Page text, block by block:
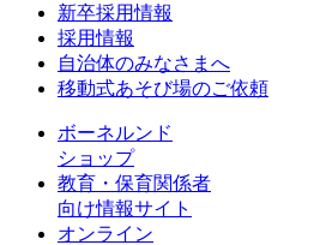
新卒採用情報
採用情報
自治体のみなさまへ
移動式あそび場のご依頼
ボーネルンド
ショップ
教育・保育関係者
向け情報サイト
オンライン